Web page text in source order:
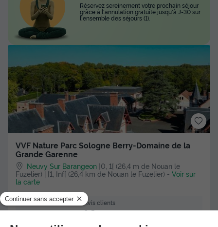
VVF Nature Parc Sologne Berry-Domaine de la
Grande Garenne
Neuvy Sur Barangeon ]0, 1[ (26,4 m de Nouan le
Fuzelier) | [1, Inf[ (26,4 km de Nouan le Fuzelier) - Voir sur
la carte
Avis clients
9.5
Réservez sereinement votre prochain séjour
grâce à l'annulation gratuite jusqu'à J-30 sur
l'ensemble des séjours (1).